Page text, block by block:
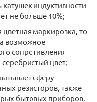
индуктивности
не больше 10%;
цветная маркировка, то
возможное
сопротивления
цвет;
сферу
резисторов, также
бытовых приборов.